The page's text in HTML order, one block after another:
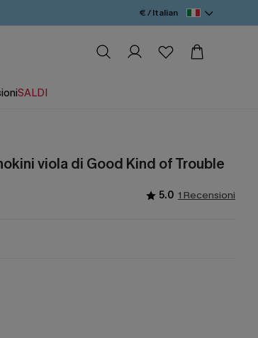
€ / Italian
SALDI
viola di Good Kind of Trouble
5.0 1 Recensioni